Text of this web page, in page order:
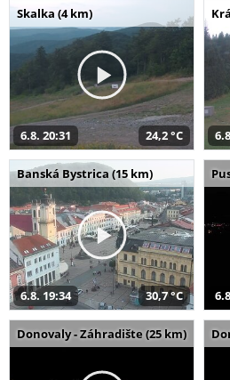
Skalka (4 km)
6.8. 20:31 24,2 °C
Banská Bystrica (15 km)
6.8. 19:34 30,7 °C
Donovaly - Záhradište (25 km)